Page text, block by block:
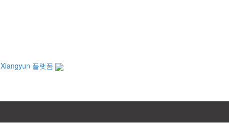
Xiangyun 플랫폼